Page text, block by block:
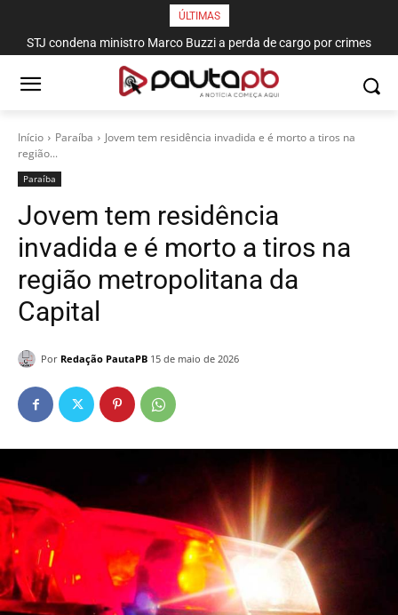
ÚLTIMAS
STJ condena ministro Marco Buzzi a perda de cargo por crimes
sexuais
Início Paraí­ba
Jovem tem residência invadida e é morto a tiros na
região...
Paraí­ba
Jovem tem residência
invadida e é morto a tiros na
região metropolitana da
Capital
Por Redação PautaPB 15 de maio de 2026